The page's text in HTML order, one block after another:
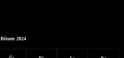
Březen 2024